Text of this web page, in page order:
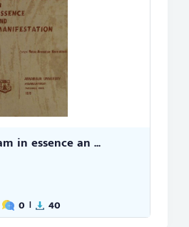
in essence an ...
0 | 40